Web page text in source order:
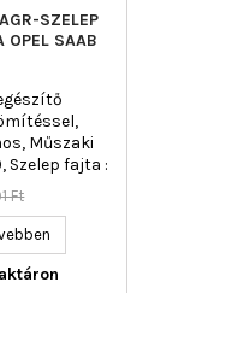
SZELEP
OPEL SAAB
Műszaki
Szelep fajta :
Ft